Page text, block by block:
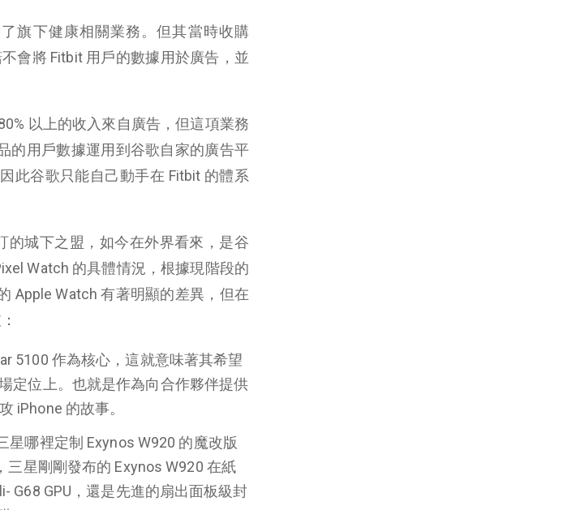
旗下健康相關業務。但其當時收購
會將 Fitbit 用戶的數據用於廣告，並
以上的收入來自廣告，但這項業務
的用戶數據運用到谷歌自家的廣告平
此谷歌只能自己動手在 Fitbit 的體系
的城下之盟，如今在外界看來，是谷
Watch 的具體情況，根據現階段的
Apple Watch 有著明顯的差異，但在
5100 作為核心，這就意味著其希望
定位上。也就是作為向合作夥伴提供
iPhone 的故事。
星哪裡定制 Exynos W920 的魔改版
三星剛剛發布的 Exynos W920 在紙
G68 GPU，還是先進的扇出面板級封